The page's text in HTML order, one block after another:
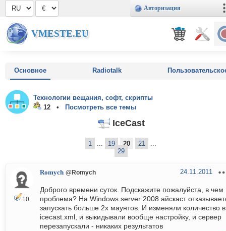
Авторизация
VMESTE.EU
Основное Radiotalk
Технологии вещания, софт, скрипты
12 •
Посмотреть все темы
IceCast
1 ... 19 20 21
...
29
10
Romych @Romych 24.11.2011
Доброго времени суток. Подскажите пожалуйста, в чем
проблема? На Windows server 2008 айскаст
запускать больше 2х маунтов. И изменяли количество в
icecast.xml, и выкидывали вообще настройку, и сервер
перезапускали - никаких результатов